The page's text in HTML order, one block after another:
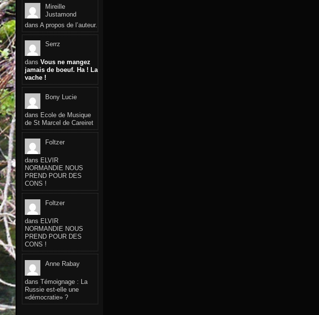
Mireille
Justamond
dans A propos de l’auteur.
Serrz
dans Vous ne mangez
jamais de boeuf. Ha ! La
vache !
Bony Lucie
dans Ecole de Musique
de St Marcel de Careiret
Foltzer
dans ELVIR
NORMANDIE NOUS
PREND POUR DES
CONS !
Foltzer
dans ELVIR
NORMANDIE NOUS
PREND POUR DES
CONS !
Anne Rabay
dans Témoignage : La
Russie est-elle une
«démocratie» ?